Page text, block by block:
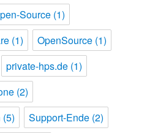
Source (1)
(1) OpenSource (1)
private-hps.de (1)
(2)
(5) Support-Ende (2)